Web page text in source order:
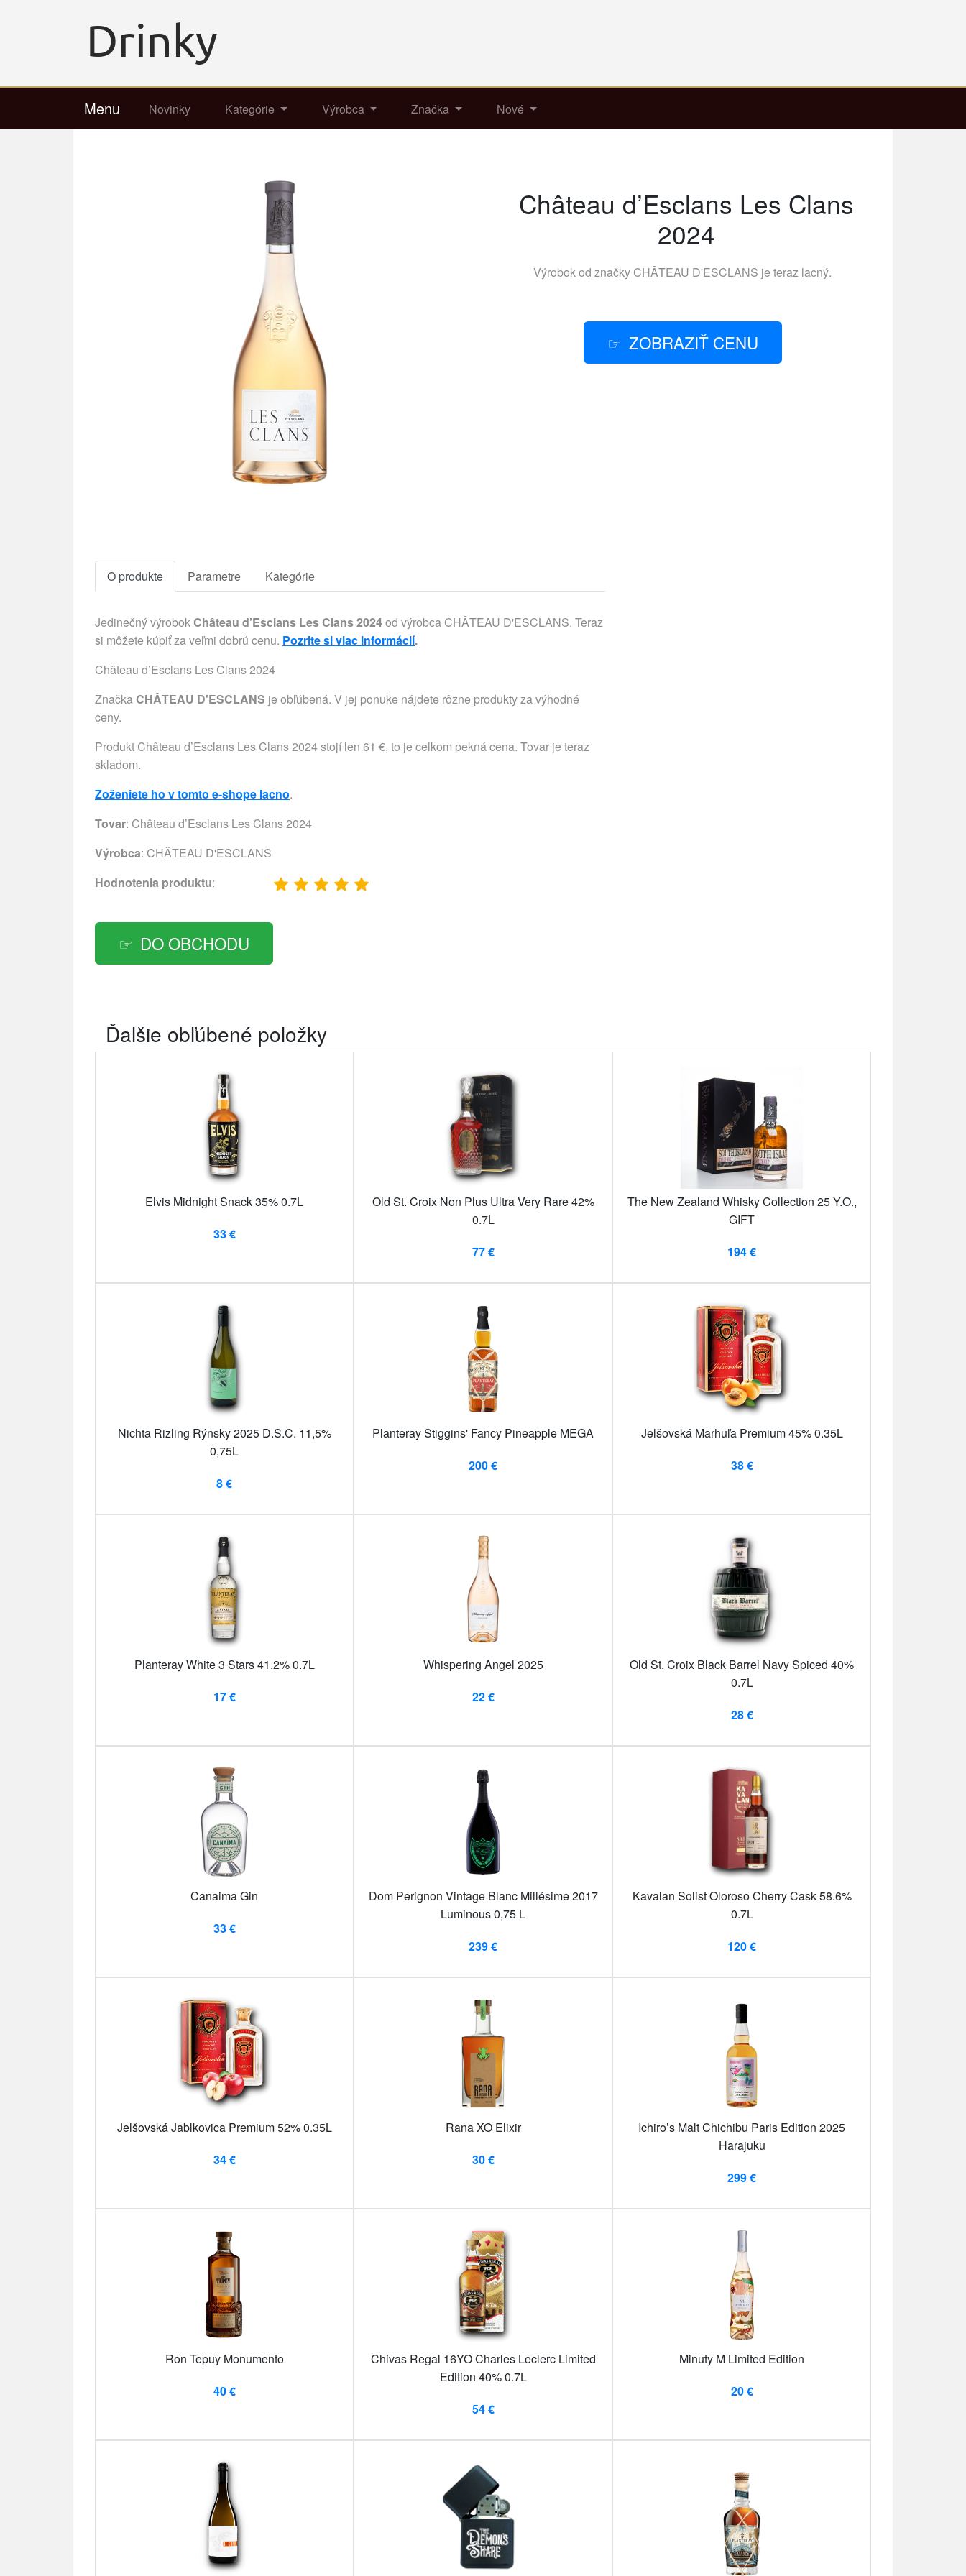
Menu Novinky Kategórie Výrobca Značka Nové
Château d’Esclans Les Clans
2024
Výrobok od značky CHÂTEAU D'ESCLANS je teraz lacný.
ZOBRAZIŤ CENU
O produkte Parametre Kategórie
Jedinečný výrobokChâteau d’Esclans Les Clans 2024od výrobca CHÂTEAU D'ESCLANS. Teraz
si môžete kúpiť za veľmi dobrú cenu. Pozrite si viac informácií.
Château d’Esclans Les Clans 2024
ZnačkaCHÂTEAU D'ESCLANS je obľúbená. V jej ponuke nájdete rôzne produkty za výhodné
ceny.
Produkt Château d’Esclans Les Clans 2024 stojí len 61 €, to je celkom pekná cena. Tovar je teraz
skladom.
Zoženiete ho v tomto e-shope lacno.
Tovar: Château d’Esclans Les Clans 2024
Výrobca: CHÂTEAU D'ESCLANS
Hodnotenia produktu:
DO OBCHODU
Ďalšie obľúbené položky
Elvis Midnight Snack 35% 0.7L
33 €
Old St. Croix Non Plus Ultra Very Rare 42%
0.7L
77 €
The New Zealand Whisky Collection 25 Y.O.,
GIFT
194 €
Nichta Rizling Rýnsky 2025 D.S.C. 11,5%
0,75L
8 €
Planteray Stiggins' Fancy Pineapple MEGA
200 €
Jelšovská Marhuľa Premium 45% 0.35L
38 €
Planteray White 3 Stars 41.2% 0.7L
17 €
Whispering Angel 2025
22 €
Old St. Croix Black Barrel Navy Spiced 40%
0.7L
28 €
Canaima Gin
33 €
Dom Perignon Vintage Blanc Millésime 2017
Luminous 0,75 L
239 €
Kavalan Solist Oloroso Cherry Cask 58.6%
0.7L
120 €
Jelšovská Jablkovica Premium 52% 0.35L
34 €
Rana XO Elixir
30 €
Ichiro’s Malt Chichibu Paris Edition 2025
Harajuku
299 €
Ron Tepuy Monumento
40 €
Chivas Regal 16YO Charles Leclerc Limited
Edition 40% 0.7L
54 €
Minuty M Limited Edition
20 €